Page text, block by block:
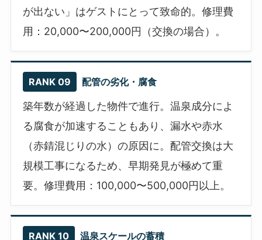
が出ない」はゲストにとって致命的。修理費
用：20,000〜200,000円（交換の場合）。
RANK 09 配管の劣化・腐食
築年数が経過した物件で進行。温泉成分によ
る腐食が加速することもあり、漏水や赤水
（赤錆混じりの水）の原因に。配管交換は大
規模工事になるため、早期発見が極めて重
要。修理費用：100,000〜500,000円以上。
RANK 10 温泉スケールの蓄積